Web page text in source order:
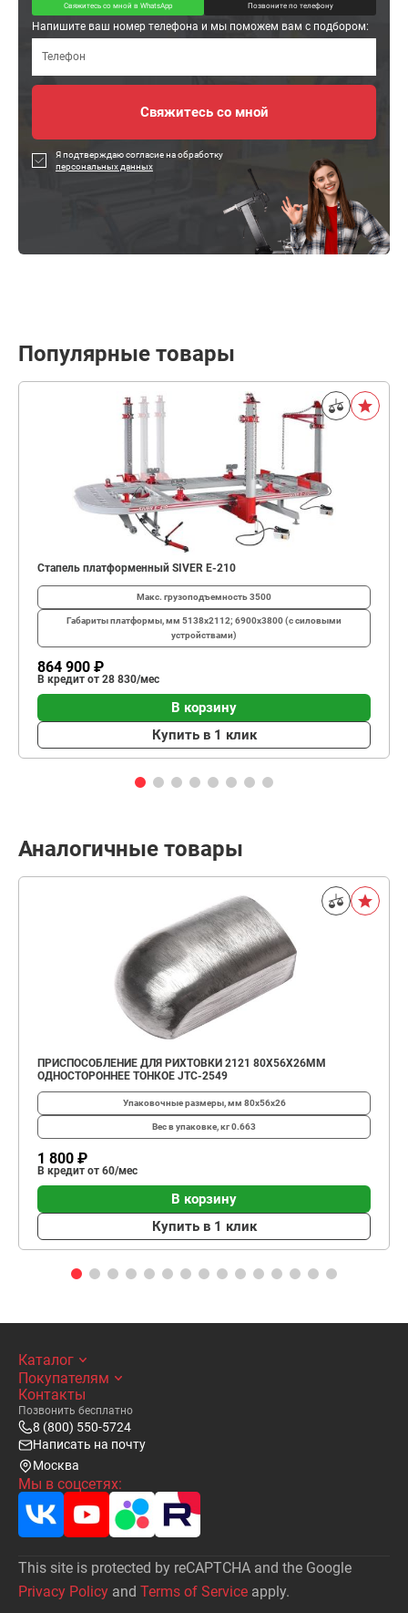
Свяжитесь со мной в WhatsApp Позвоните по телефону
Напишите ваш номер телефона и мы поможем вам с подбором:
Я подтверждаю согласие на обработку
персональных данных
Популярные товары
Стапель платформенный SIVER E-210
Макс. грузоподъемность3500
Габариты платформы, мм 5138х2112; 6900х3800 (с силовыми
устройствами)
864 900 ₽
В кредит от 28 830/мес
В корзину
Купить в 1 клик
Аналогичные товары
ПРИСПОСОБЛЕНИЕ ДЛЯ РИХТОВКИ 2121 80Х56Х26ММ
ОДНОСТОРОННЕЕ ТОНКОЕ JTC-2549
Упаковочные размеры, мм 80х56х26
Вес в упаковке, кг0.663
1 800 ₽
В кредит от 60/мес
В корзину
Купить в 1 клик
Каталог
Покупателям
Контакты
Позвонить бесплатно
8 (800) 550-5724
Написать на почту
Москва
Мы в соцсетях:
This site is protected by reCAPTCHA and the Google
Privacy Policy and Terms of Service apply.